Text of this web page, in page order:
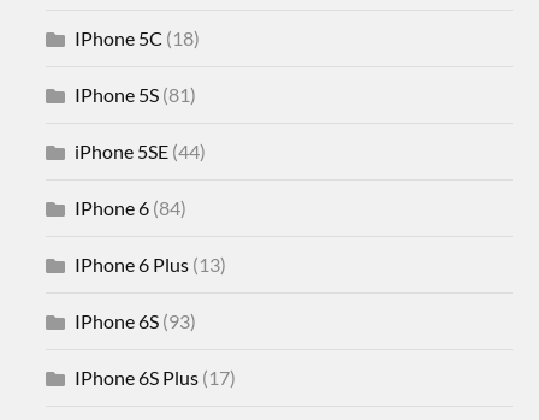
IPhone 5C (18)
IPhone 5S (81)
iPhone 5SE (44)
IPhone 6 (84)
IPhone 6 Plus (13)
IPhone 6S (93)
IPhone 6S Plus (17)